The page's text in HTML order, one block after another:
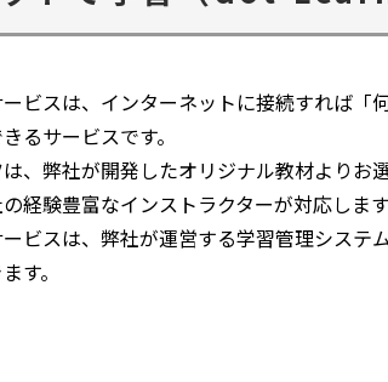
ビスは、インターネットに接続すれば「
るサービスです。
、弊社が開発したオリジナル教材よりお
経験豊富なインストラクターが対応しま
ビスは、弊社が運営する学習管理システ
す。